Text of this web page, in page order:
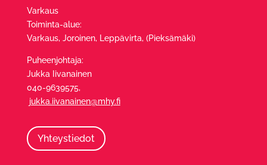
Varkaus
Toiminta-alue:
Varkaus, Joroinen, Leppävirta, (Pieksämäki)
Puheenjohtaja:
Jukka Iivanainen
040-9639575,
jukka.iivanainen@mhy.fi
Yhteystiedot